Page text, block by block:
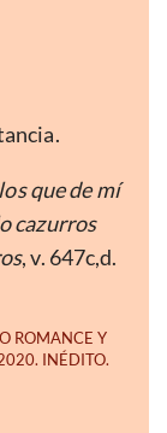
que de mí
cazurros
, v. 647c,d.